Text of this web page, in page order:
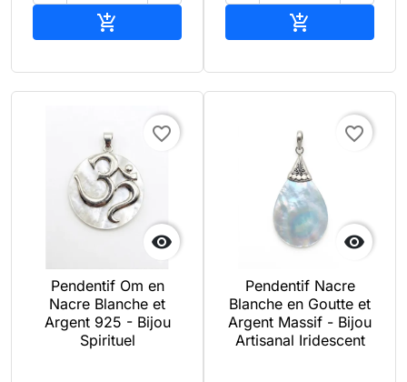
 

favorite_border
Pendentif Om en
Nacre Blanche et
Argent 925 - Bijou
Spirituel

favorite_border
Pendentif Nacre
Blanche en Goutte et
Argent Massif - Bijou
Artisanal Iridescent